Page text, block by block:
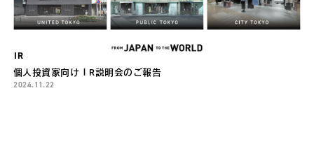
IR
個人投資家向けＩR説明会のご報告
2024.11.22